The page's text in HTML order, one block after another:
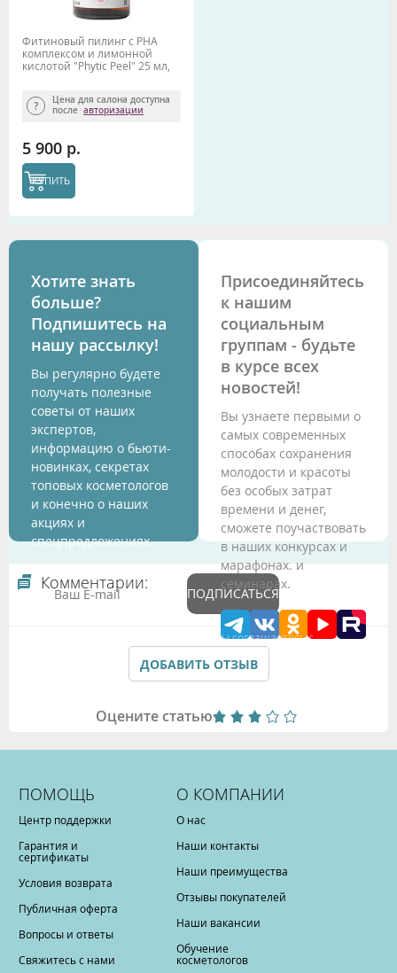
Фитиновый пилинг с РНА
комплексом и лимонной
кислотой "Phytic Peel" 25 мл,
Цена для салона доступна
после авторизации
5 900 р.
КУПИТЬ
Хотите знать
больше?
Подпишитесь на
нашу рассылку!
Вы регулярно будете
получать полезные
советы от наших
экспертов,
информацию о бьюти-
новинках, секретах
топовых косметологов
и конечно о наших
акциях и
спецпредложениях.
ПОДПИСАТЬСЯ
Подтверждая данные формы Вы соглашаетесь с
Политикой обработки персональных данных
Присоединяйтесь
к нашим
социальным
группам - будьте
в курсе всех
новостей!
Вы узнаете первыми о
самых современных
способах сохранения
молодости и красоты
без особых затрат
времени и денег,
сможете поучаствовать
в наших конкурсах и
марафонах. и
семинарах.
Комментарии:
ДОБАВИТЬ ОТЗЫВ
Оцените статью
ПОМОЩЬ
Центр поддержки
Гарантия и
сертификаты
Условия возврата
Публичная оферта
Вопросы и ответы
Свяжитесь с нами
О КОМПАНИИ
О нас
Наши контакты
Наши преимущества
Отзывы покупателей
Наши вакансии
Обучение
косметологов